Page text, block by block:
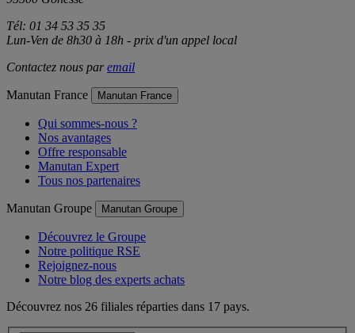
Tél: 01 34 53 35 35
Lun-Ven de 8h30 à 18h - prix d'un appel local
Contactez nous paremail
Manutan France Manutan France
Qui sommes-nous ?
Nos avantages
Offre responsable
Manutan Expert
Tous nos partenaires
Manutan Groupe Manutan Groupe
Découvrez le Groupe
Notre politique RSE
Rejoignez-nous
Notre blog des experts achats
Découvrez nos 26 filiales réparties dans 17 pays.